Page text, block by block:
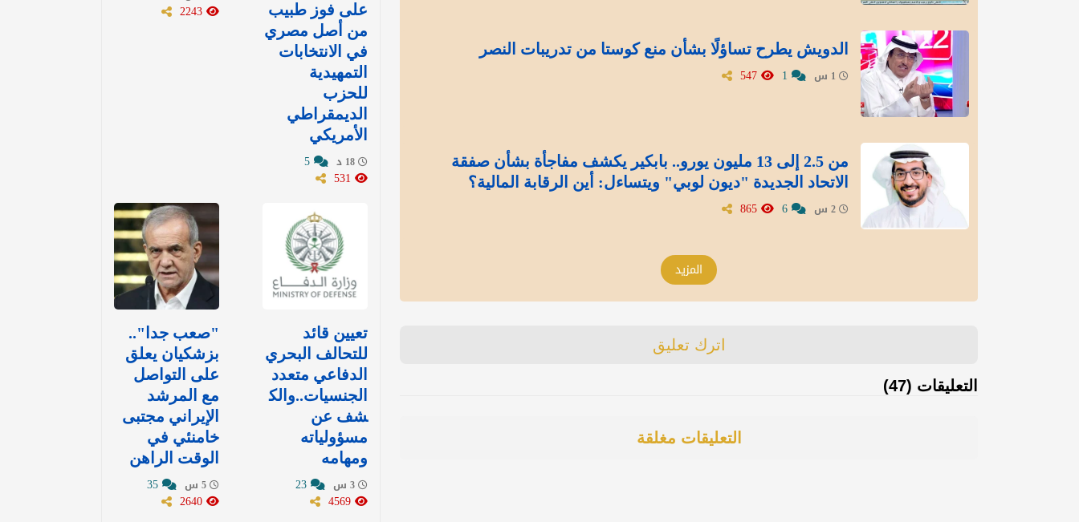
الدويش يطرح تساؤلًا بشأن منع كوستا من تدريبات النصر
من 2.5 إلى 13 مليون يورو.. بابكير يكشف مفاجأة بشأن صفقة
الاتحاد الجديدة "ديون لوبي" ويتساءل: أين الرقابة المالية؟
المزيد
اترك تعليق
التعليقات (47)
التعليقات مغلقة
على فوز طبيب
من أصل مصري
في الانتخابات
التمهيدية
للحزب
الديمقراطي
الأمريكي
تعيين قائد
للتحالف البحري
الدفاعي متعدد
الجنسيات..والك
شف عن
مسؤولياته
ومهامه
"صعب جدا"..
بزشكيان يعلق
على التواصل
مع المرشد
الإيراني مجتبى
خامنئي في
الوقت الراهن